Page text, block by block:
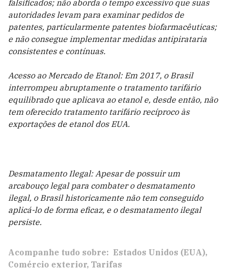
falsificados; não aborda o tempo excessivo que suas
autoridades levam para examinar pedidos de
patentes, particularmente patentes biofarmacêuticas;
e não consegue implementar medidas antipirataria
consistentes e contínuas.
Acesso ao Mercado de Etanol: Em 2017, o Brasil
interrompeu abruptamente o tratamento tarifário
equilibrado que aplicava ao etanol e, desde então, não
tem oferecido tratamento tarifário recíproco às
exportações de etanol dos EUA.
Desmatamento Ilegal: Apesar de possuir um
arcabouço legal para combater o desmatamento
ilegal, o Brasil historicamente não tem conseguido
aplicá-lo de forma eficaz, e o desmatamento ilegal
persiste.
Acompanhe tudo sobre: Estados Unidos (EUA)
Comércio exterior Tarifas